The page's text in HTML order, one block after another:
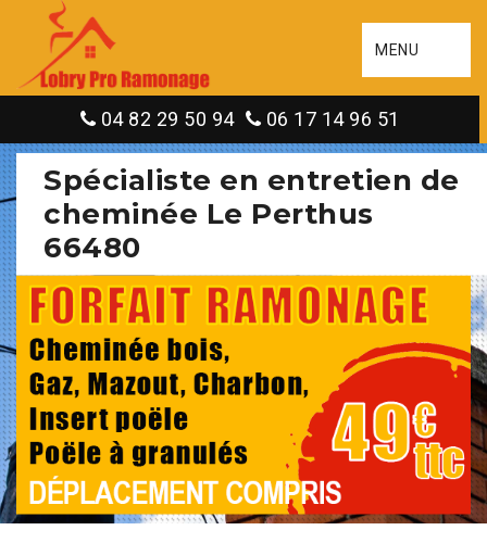
MENU
04 82 29 50 94 06 17 14 96 51
Spécialiste en entretien de
cheminée Le Perthus
66480